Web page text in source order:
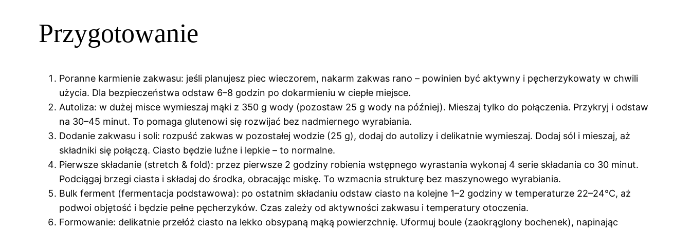
Przygotowanie
Poranne karmienie zakwasu: jeśli planujesz piec wieczorem, nakarm zakwas rano – powinien być aktywny i pęcherzykowaty w chwili
użycia. Dla bezpieczeństwa odstaw 6–8 godzin po dokarmieniu w ciepłe miejsce.
Autoliza: w dużej misce wymieszaj mąki z 350 g wody (pozostaw 25 g wody na później). Mieszaj tylko do połączenia. Przykryj i odstaw
na 30–45 minut. To pomaga glutenowi się rozwijać bez nadmiernego wyrabiania.
Dodanie zakwasu i soli: rozpuść zakwas w pozostałej wodzie (25 g), dodaj do autolizy i delikatnie wymieszaj. Dodaj sól i mieszaj, aż
składniki się połączą. Ciasto będzie luźne i lepkie – to normalne.
Pierwsze składanie (stretch & fold): przez pierwsze 2 godziny robienia wstępnego wyrastania wykonaj 4 serie składania co 30 minut.
Podciągaj brzegi ciasta i składaj do środka, obracając miskę. To wzmacnia strukturę bez maszynowego wyrabiania.
Bulk ferment (fermentacja podstawowa): po ostatnim składaniu odstaw ciasto na kolejne 1–2 godziny w temperaturze 22–24°C, aż
podwoi objętość i będzie pełne pęcherzyków. Czas zależy od aktywności zakwasu i temperatury otoczenia.
Formowanie: delikatnie przełóż ciasto na lekko obsypaną mąką powierzchnię. Uformuj boule (zaokrąglony bochenek), napinając